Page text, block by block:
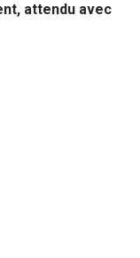
attendu avec